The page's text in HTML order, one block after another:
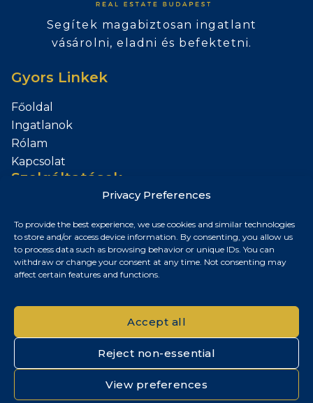
Privacy Preferences
To provide the best experience, we use cookies and similar technologies
to store and/or access device information. By consenting, you allow us
to process data such as browsing behavior or unique IDs. You can
withdraw or change your consent at any time. Not consenting may
affect certain features and functions.
Accept all
Reject non-essential
View preferences
Segítek magabiztosan ingatlant
vásárolni, eladni és befektetni.
Gyors Linkek
Főoldal
Ingatlanok
Rólam
Kapcsolat
Szolgáltatások
Kapcsolat
Budapest, Magyarország
+36 30 687 6790
© 2026 Chris Nagy Real Estate. Minden jog fenntartva.
Adatvédelmi tájékoztató|Cookie szabályzat